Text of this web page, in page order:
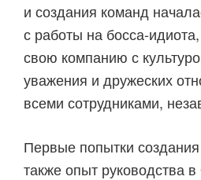
и создания команд
с работы на босса-
свою компанию с
уважения и дружеских
всеми сотрудниками,
Первые попытки
также опыт руководства